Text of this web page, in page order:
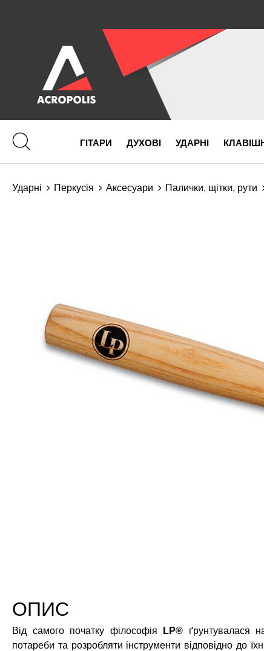
ГІТАРИ ДУХОВІ УДАРНІ
Ударні Перкусія Аксесуари Палички, щітки, рути
ОПИС
Від самого початку філософія LP® ґрунтувалася
потaреби та розробляти інструменти відповідно до